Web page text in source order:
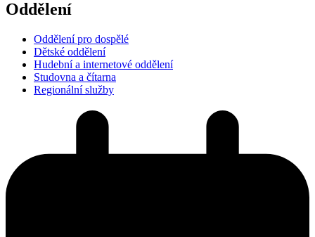
Oddělení
Oddělení pro dospělé
Dětské oddělení
Hudební a internetové oddělení
Studovna a čítarna
Regionální služby